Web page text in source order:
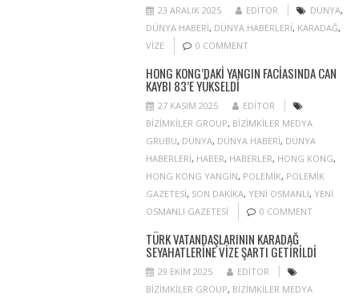
23 ARALIK 2025 EDITOR DÜNYA,
DÜNYA HABERI, DÜNYA HABERLERI, KARADAĞ,
VIZE
0 COMMENT
HONG KONG’DAKI YANGIN FACIASINDA CAN
KAYBI 83’E YÜKSELDI
27 KASIM 2025
EDITOR
BIZIMKILER GROUP, BIZIMKILER MEDYA
GRUBU, DÜNYA, DÜNYA HABERI, DÜNYA
HABERLERI, HABER, HABERLER, HONG KONG,
HONG KONG YANGIN, POLEMIK, POLEMIK
GAZETESI, SON DAKIKA, YENI OSMANLI, YENI
OSMANLI GAZETESI
0 COMMENT
TÜRK VATANDAŞLARININ KARADAĞ
SEYAHATLERINE VIZE ŞARTI GETIRILDI
29 EKIM 2025
EDITOR
BIZIMKILER GROUP, BIZIMKILER MEDYA